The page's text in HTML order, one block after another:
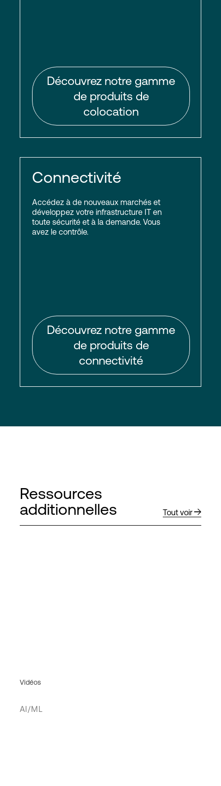
Découvrez notre gamme
de produits de
colocation
Connectivité
Accédez à de nouveaux marchés et
développez votre infrastructure IT en
toute sécurité et à la demande. Vous
avez le contrôle.
Découvrez notre gamme
de produits de
connectivité
Ressources
additionnelles
Tout voir
Vidéos
AI/ML